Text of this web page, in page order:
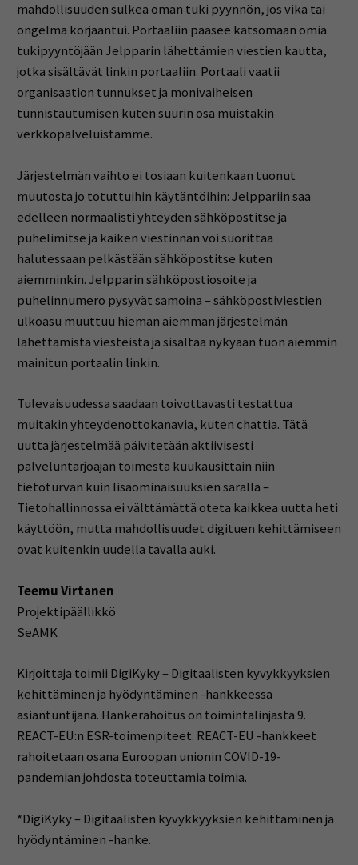
mahdollisuuden sulkea oman tuki pyynnön, jos vika tai
ongelma korjaantui. Portaaliin pääsee katsomaan omia
tukipyyntöjään Jelpparin lähettämien viestien kautta,
jotka sisältävät linkin portaaliin. Portaali vaatii
organisaation tunnukset ja monivaiheisen
tunnistautumisen kuten suurin osa muistakin
verkkopalveluistamme.
Järjestelmän vaihto ei tosiaan kuitenkaan tuonut
muutosta jo totuttuihin käytäntöihin: Jelppariin saa
edelleen normaalisti yhteyden sähköpostitse ja
puhelimitse ja kaiken viestinnän voi suorittaa
halutessaan pelkästään sähköpostitse kuten
aiemminkin. Jelpparin sähköpostiosoite ja
puhelinnumero pysyvät samoina – sähköpostiviestien
ulkoasu muuttuu hieman aiemman järjestelmän
lähettämistä viesteistä ja sisältää nykyään tuon aiemmin
mainitun portaalin linkin.
Tulevaisuudessa saadaan toivottavasti testattua
muitakin yhteydenottokanavia, kuten chattia. Tätä
uutta järjestelmää päivitetään aktiivisesti
palveluntarjoajan toimesta kuukausittain niin
tietoturvan kuin lisäominaisuuksien saralla –
Tietohallinnossa ei välttämättä oteta kaikkea uutta heti
käyttöön, mutta mahdollisuudet digituen kehittämiseen
ovat kuitenkin uudella tavalla auki.
Teemu Virtanen
Projektipäällikkö
SeAMK
Kirjoittaja toimii DigiKyky – Digitaalisten kyvykkyyksien
kehittäminen ja hyödyntäminen -hankkeessa
asiantuntijana. Hankerahoitus on toimintalinjasta 9.
REACT-EU:n ESR-toimenpiteet. REACT-EU -hankkeet
rahoitetaan osana Euroopan unionin COVID-19-
pandemian johdosta toteuttamia toimia.
*DigiKyky – Digitaalisten kyvykkyyksien kehittäminen ja
hyödyntäminen -hanke.